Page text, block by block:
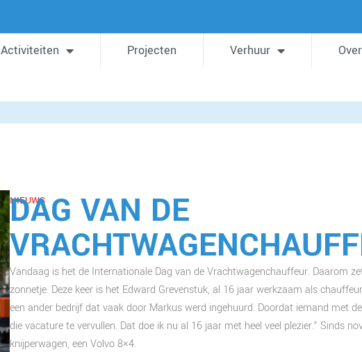
Activiteiten Projecten Verhuur
NIEUWS
DAG VAN DE
Vandaag is het de Internationale Dag van de Vrachtwagenchauffeur. Daarom
zonnetje. Deze keer is het Edward Grevenstuk, al 16 jaar werkzaam als
een ander bedrijf dat vaak door Markus werd ingehuurd. Doordat iemand met
die vacature te vervullen. Dat doe ik nu al 16 jaar met heel veel plezier.” Sinds
knijperwagen, een Volvo 8×4.